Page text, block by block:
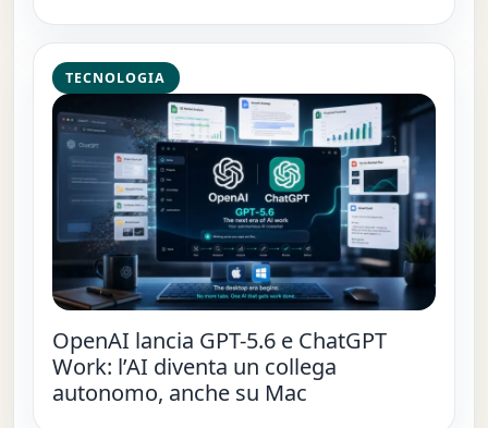
TECNOLOGIA
OpenAI lancia GPT-5.6 e ChatGPT
Work: l’AI diventa un collega
autonomo, anche su Mac